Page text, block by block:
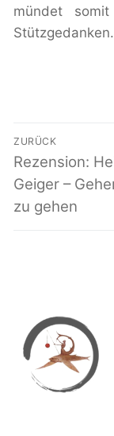
mündet
Stützgedanken.
ZURÜCK
Vorheriger
Beitrag:
Rezension:
Geiger –
zu gehen